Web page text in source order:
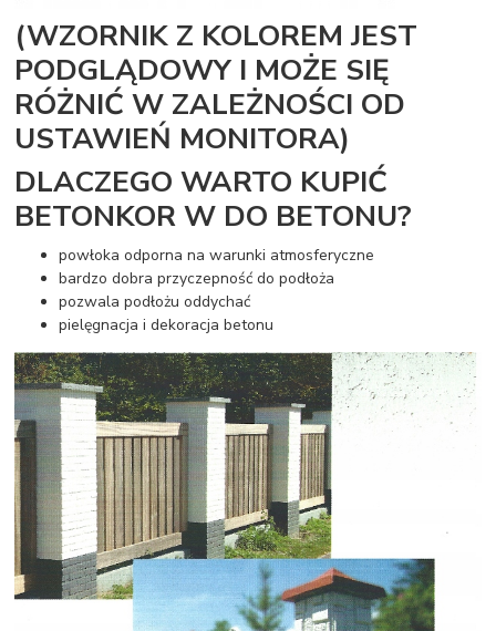
(WZORNIK Z KOLOREM JEST
PODGLĄDOWY I MOŻE SIĘ
RÓŻNIĆ W ZALEŻNOŚCI OD
USTAWIEŃ MONITORA)
DLACZEGO WARTO KUPIĆ
BETONKOR W DO BETONU?
powłoka odporna na warunki atmosferyczne
bardzo dobra przyczepność do podłoża
pozwala podłożu oddychać
pielęgnacja i dekoracja betonu